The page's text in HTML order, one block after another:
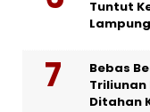
Tuntut
Lampung
Bebas
Triliunan
Ditahan